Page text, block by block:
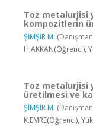
Toz metalurjisi
kompozitlerin
ŞİMŞİR M.
H.AKKAN(Öğrenci),
Toz metalurjisi
üretilmesi ve
ŞİMŞİR M.
K.EMRE(Öğrenci),